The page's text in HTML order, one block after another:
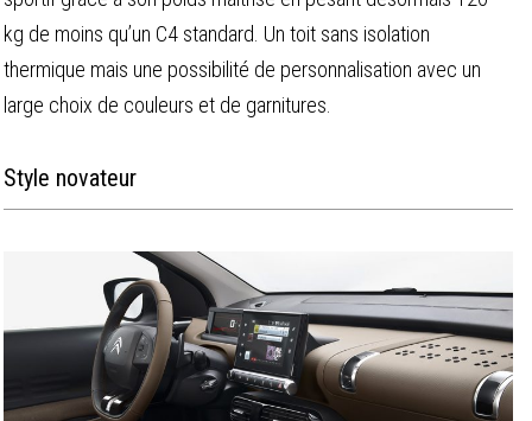
kg de moins qu’un C4 standard. Un toit sans isolation
thermique mais une possibilité de personnalisation avec un
large choix de couleurs et de garnitures.
Style novateur